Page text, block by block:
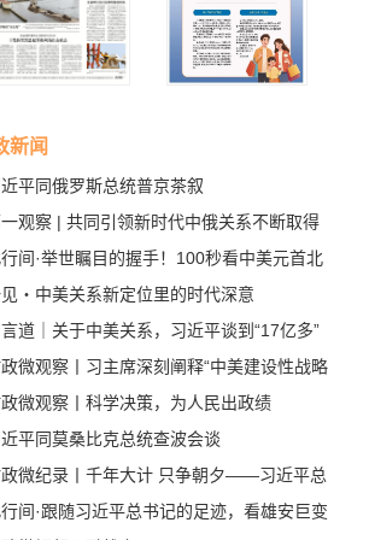
新闻
平同俄罗斯总统普京茶叙
观察 | 共同引领新时代中俄关系不断取得
果
间·举世瞩目的握手！100秒看中美元首北
晤
・中美关系新定位里的时代深意
道｜关于中美关系，习近平谈到“17亿多”
多亿”
政微观察丨习主席深刻阐释“中美建设性战略
关系”的核心要义
政微观察丨科学决策，为人民出政绩
平同莫桑比克总统查波会谈
政微纪录丨千年大计 只争朝夕——习近平总
赴河北雄安新区考察纪实
间·跟随习近平总书记的足迹，看雄安巨变